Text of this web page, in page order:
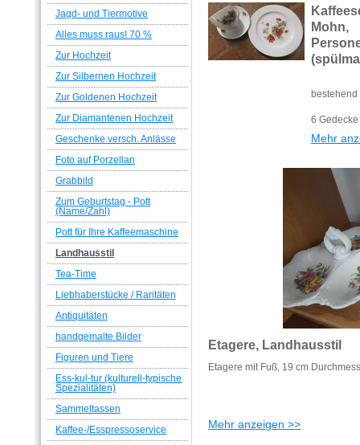
Jagd- und Tiermotive
Alles muss raus! 70 %
Zur Hochzeit
Zur Silbernen Hochzeit
Zur Goldenen Hochzeit
Zur Diamantenen Hochzeit
Geschenke versch. Anlässe
Foto auf Porzellan
Grabbild
Zum Geburtstag - Pott
(Name/Zahl)
Pott für Ihre Kaffeemaschine
Landhausstil
Tea-Time
Liebhaberstücke / Raritäten
Antiquitäten
handgemalte Bilder
Figuren und Tiere
Ess-kul-tur (kulturell-typische
Spezialitäten)
Sammeltassen
Kaffee-/Esspressoservice
bestehend
6 Gedecke
Mehr
Etagere, Landhausstil
Etagere mit Fuß, 19 cm
Mehr anzeigen >>